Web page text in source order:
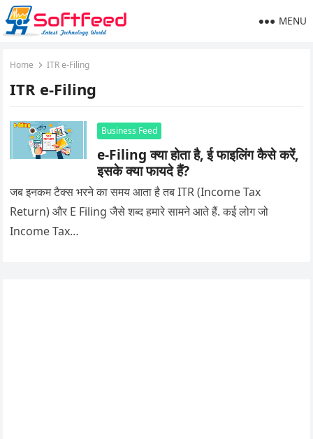
MENU
Home ITR e-Filing
ITR e-Filing
Business Feed
e-Filing क्या होता है, ई फाइलिंग कैसे करें,
इसके क्या फायदे हैं?
जब इनकम टैक्स भरने का समय आता है तब ITR (Income Tax
Return) और E Filing जैसे शब्द हमारे सामने आते हैं. कई लोग जो
Income Tax…